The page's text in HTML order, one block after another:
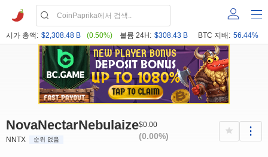
시가 총액: $2,308.48 B (0.50%) 볼륨 24H: $308.43 B BTC 지배: 56.44%
NovaNectarNebulaize
NNTX 순위 없음
$0.00
(0.00%)